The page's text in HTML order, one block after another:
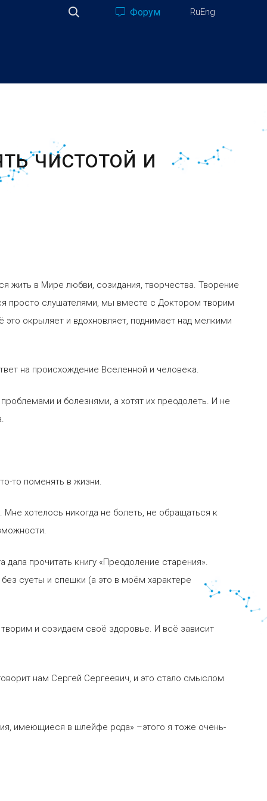
Форум RuEng
чистотой и
жить в Мире любви, созидания, творчества. Творение
просто слушателями, мы вместе с Доктором творим
окрыляет и вдохновляет, поднимает над мелкими
на происхождение Вселенной и человека.
и болезнями, а хотят их преодолеть. И не
то поменять в жизни.
хотелось никогда не болеть, не обращаться к
прочитать книгу «Преодоление старения».
суеты и спешки (а это в моём характере
и созидаем своё здоровье. И всё зависит
нам Сергей Сергеевич, и это стало смыслом
имеющиеся в шлейфе рода» –этого я тоже очень-